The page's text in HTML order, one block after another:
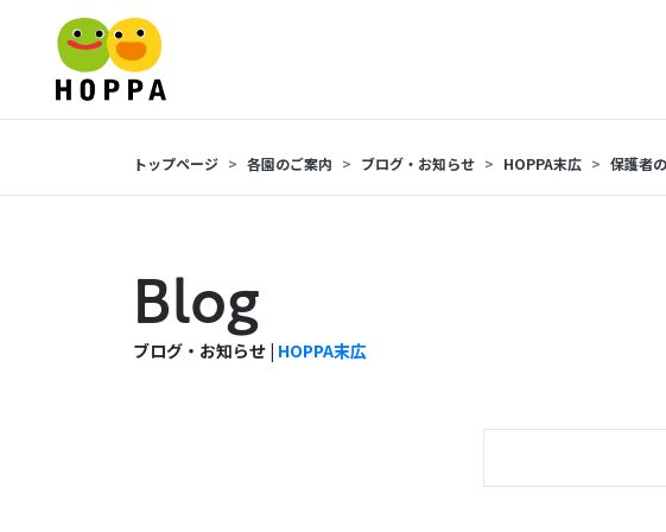
トップページ 各園のご案内 ブログ・お知らせ HOPPA末広 保護者
Blog
ブログ・お知らせ | HOPPA末広